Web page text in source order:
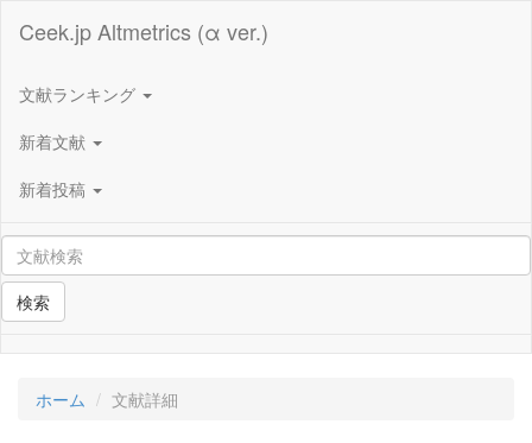
Ceek.jp Altmetrics (α ver.)
文献ランキング
新着文献
新着投稿
検索
ホーム 文献詳細